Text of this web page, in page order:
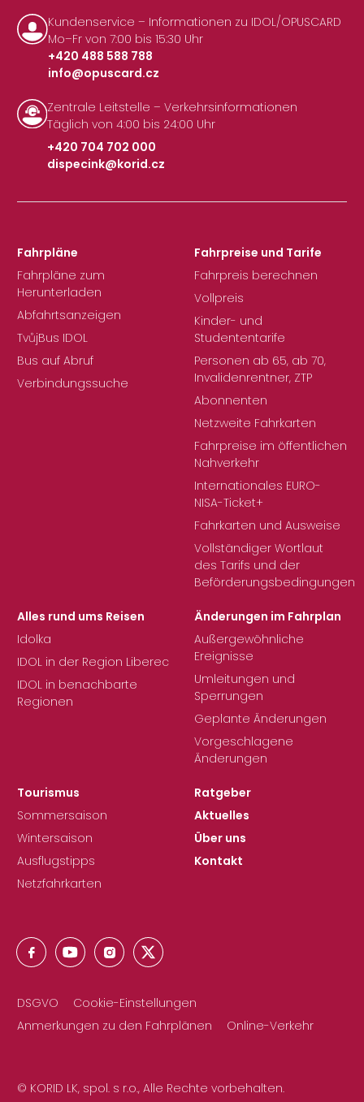
Kundenservice – Informationen zu IDOL/OPUSCARD
Mo–Fr von 7:00 bis 15:30 Uhr
+420 488 588 788
|
info@opuscard.cz
Zentrale Leitstelle – Verkehrsinformationen
Täglich von 4:00 bis 24:00 Uhr
+420 704 702 000
|
dispecink@korid.cz
Fahrpläne
Fahrpläne zum
Herunterladen
Abfahrtsanzeigen
TvůjBus IDOL
Bus auf Abruf
Verbindungssuche
Fahrpreise und Tarife
Fahrpreis berechnen
Vollpreis
Kinder- und
Studententarife
Personen ab 65, ab 70,
Invalidenrentner, ZTP
Abonnenten
Netzweite Fahrkarten
Fahrpreise im öffentlichen
Nahverkehr
Internationales EURO-
NISA-Ticket+
Fahrkarten und Ausweise
Vollständiger Wortlaut
des Tarifs und der
Beförderungsbedingungen
Alles rund ums Reisen
Idolka
IDOL in der Region Liberec
IDOL in benachbarte
Regionen
Änderungen im Fahrplan
Außergewöhnliche
Ereignisse
Umleitungen und
Sperrungen
Geplante Änderungen
Vorgeschlagene
Änderungen
Tourismus
Sommersaison
Wintersaison
Ausflugstipps
Netzfahrkarten
Ratgeber
Aktuelles
Über uns
Kontakt
DSGVO
Cookie-Einstellungen
Anmerkungen zu den Fahrplänen
Online-Verkehr
© KORID LK, spol. s r.o., Alle Rechte vorbehalten.